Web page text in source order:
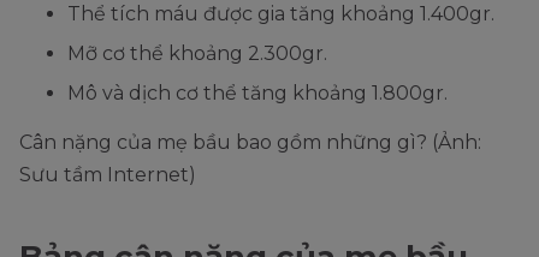
Thể tích máu được gia tăng khoảng 1.400gr.
Mỡ cơ thể khoảng 2.300gr.
Mô và dịch cơ thể tăng khoảng 1.800gr.
Cân nặng của mẹ bầu bao gồm những gì? (Ảnh:
Sưu tầm Internet)